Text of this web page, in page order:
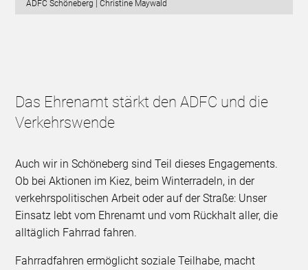
ADFC Schöneberg | Christine Maywald
Das Ehrenamt stärkt den ADFC und die
Verkehrswende
Auch wir in Schöneberg sind Teil dieses Engagements.
Ob bei Aktionen im Kiez, beim Winterradeln, in der
verkehrspolitischen Arbeit oder auf der Straße: Unser
Einsatz lebt vom Ehrenamt und vom Rückhalt aller, die
alltäglich Fahrrad fahren.
Fahrradfahren ermöglicht soziale Teilhabe, macht